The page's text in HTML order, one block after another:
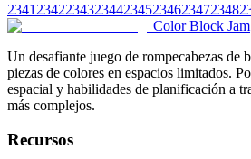
2341 2342234323442345234623472348
Color Block Jam
Un desafiante juego de rompecabezas de
piezas de colores en espacios limitados.
espacial y habilidades de planificación a
más complejos.
Recursos